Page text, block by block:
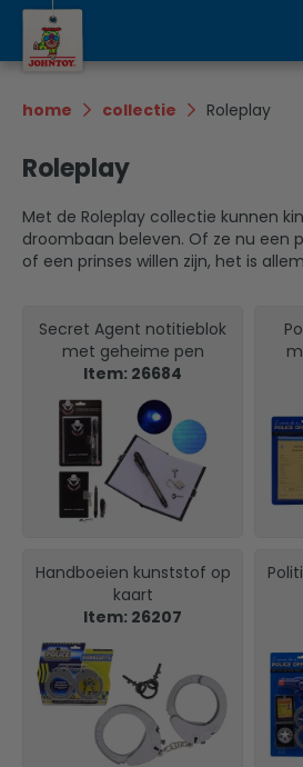
Over ons
Beurzen
Contact
home collectie Roleplay
Roleplay
Met de Roleplay collectie kunnen
droombaan beleven. Of ze nu een
of een prinses willen zijn, het is
Secret Agent notitieblok
met geheime pen
Item: 26684
Handboeien kunststof op
kaart
Item: 26207